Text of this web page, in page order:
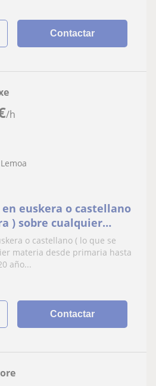
Contactar
/h
euskera o castellano
) sobre cualquier
hasta
de 20 años
o castellano ( lo que se
materia desde primaria hasta
año...
Contactar